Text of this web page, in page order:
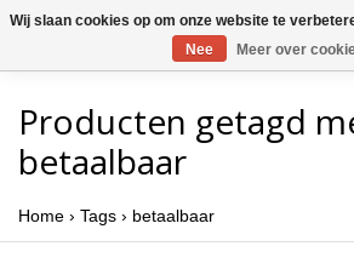
Producten getagd
betaalbaar
Home › Tags › betaalbaar
Wij slaan cookies op om onze website te
Nee
Meer over